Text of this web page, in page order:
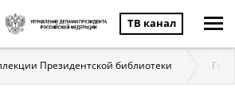
ТВ канал
Президентской библиотеки